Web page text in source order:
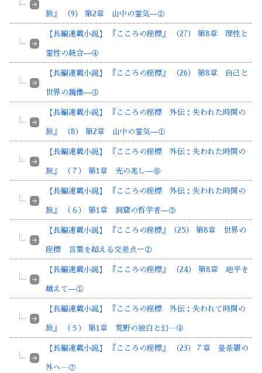
旅』 （9） 第2章 山中の霊気—②
【長編連載小説】 『こころの座標』 （27） 第8章 理性と
霊性の統合—④
【長編連載小説】 『こころの座標』 （26） 第8章 自己と
世界の鏡像—③
【長編連載小説】 『こころの座標 外伝：失われた時間の
旅』 （8） 第2章 山中の霊気—①
【長編連載小説】 『こころの座標 外伝：失われた時間の
旅』 （７） 第1章 光の兆し—⑥
【長編連載小説】 『こころの座標 外伝：失われた時間の
旅』 （６） 第1章 洞窟の哲学者—⑤
【長編連載小説】 『こころの座標』（25） 第8章 世界の
座標 言葉を超える交差点ー②
【長編連載小説】 『こころの座標』 （24） 第8章 地平を
越えて—①
【長編連載小説】 『こころの座標 外伝：失われて時間の
旅』 （５） 第1章 荒野の独白と幻―④
【長編連載小説】 『こころの座標』 （23）７章 曼荼羅の
外へ―⑦